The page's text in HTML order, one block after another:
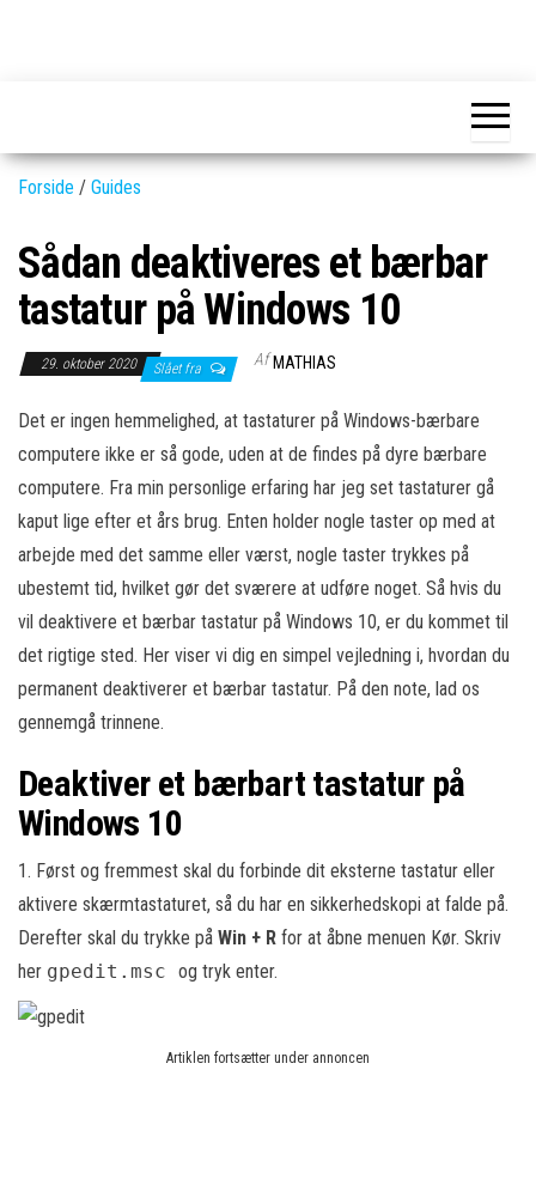
nyeste
Forside / Guides
Sådan deaktiveres et bærbar
tastatur på Windows 10
29. oktober 2020 Slået fra Af MATHIAS
Det er ingen hemmelighed, at tastaturer på Windows-bærbare
computere ikke er så gode, uden at de findes på dyre bærbare
computere. Fra min personlige erfaring har jeg set tastaturer gå
kaput lige efter et års brug. Enten holder nogle taster op med at
arbejde med det samme eller værst, nogle taster trykkes på
ubestemt tid, hvilket gør det sværere at udføre noget. Så hvis du
vil deaktivere et bærbar tastatur på Windows 10, er du kommet til
det rigtige sted. Her viser vi dig en simpel vejledning i, hvordan du
permanent deaktiverer et bærbar tastatur. På den note, lad os
gennemgå trinnene.
Deaktiver et bærbart tastatur på
Windows 10
1. Først og fremmest skal du forbinde dit eksterne tastatur eller
aktivere skærmtastaturet, så du har en sikkerhedskopi at falde på.
Derefter skal du trykke på Win + R for at åbne menuen Kør. Skriv
her gpedit.msc og tryk enter.
Artiklen fortsætter under annoncen